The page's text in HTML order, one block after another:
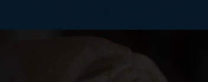
all’anno tutto